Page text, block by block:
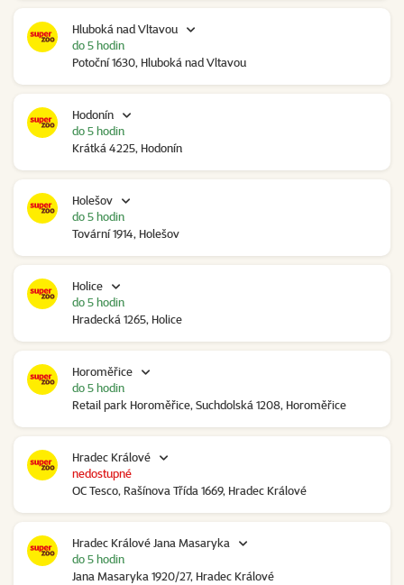
Hluboká nad Vltavou
Potoční 1630, Hluboká nad Vltavou
do 5 hodin
Hodonín
Krátká 4225, Hodonín
do 5 hodin
Holešov
Tovární 1914, Holešov
do 5 hodin
Holice
Hradecká 1265, Holice
do 5 hodin
Horoměřice
Retail park Horoměřice, Suchdolská 1208, Horoměřice
do 5 hodin
Hradec Králové
OC Tesco, Rašínova Třída 1669, Hradec Králové
nedostupné
Hradec Králové Jana Masaryka
Jana Masaryka 1920/27, Hradec Králové
do 5 hodin